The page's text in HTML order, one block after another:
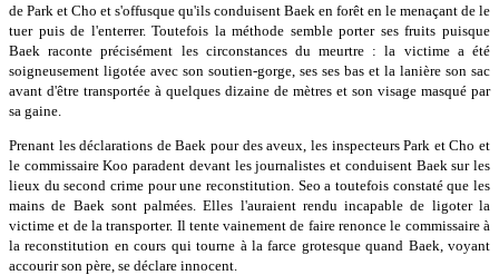
de Park et Cho et s'offusque qu'ils conduisent Baek en forêt en le menaçant de le
tuer puis de l'enterrer. Toutefois la méthode semble porter ses fruits puisque
Baek raconte précisément les circonstances du meurtre : la victime a été
soigneusement ligotée avec son soutien-gorge, ses ses bas et la lanière son sac
avant d'être transportée à quelques dizaine de mètres et son visage masqué par
sa gaine.
Prenant les déclarations de Baek pour des aveux, les inspecteurs Park et Cho et
le commissaire Koo paradent devant les journalistes et conduisent Baek sur les
lieux du second crime pour une reconstitution. Seo a toutefois constaté que les
mains de Baek sont palmées. Elles l'auraient rendu incapable de ligoter la
victime et de la transporter. Il tente vainement de faire renonce le commissaire à
la reconstitution en cours qui tourne à la farce grotesque quand Baek, voyant
accourir son père, se déclare innocent.